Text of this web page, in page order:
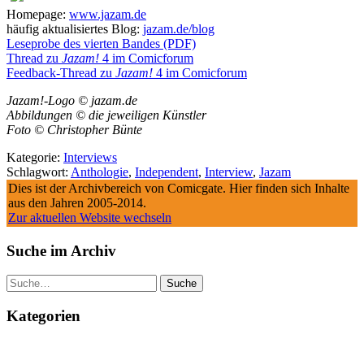
Homepage: www.jazam.de
häufig aktualisiertes Blog: jazam.de/blog
Leseprobe des vierten Bandes (PDF)
Thread zu Jazam! 4 im Comicforum
Feedback-Thread zu Jazam! 4 im Comicforum
Jazam!-Logo © jazam.de
Abbildungen © die jeweiligen Künstler
Foto © Christopher Bünte
Kategorie: Interviews
Schlagwort: Anthologie, Independent, Interview, Jazam
Dies ist der Archivbereich von Comicgate. Hier finden sich Inhalte
aus den Jahren 2005-2014.
Zur aktuellen Website wechseln
Suche im Archiv
Suche
Kategorien